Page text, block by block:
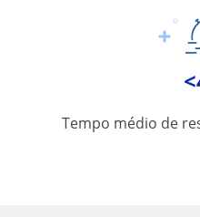
Tempo médio de